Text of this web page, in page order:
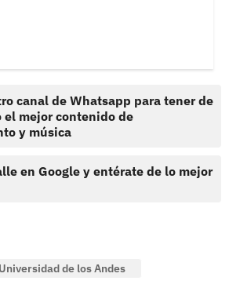
canal de Whatsapp para tener de
el mejor contenido de
y música
en Google y entérate de lo mejor
Universidad de los Andes